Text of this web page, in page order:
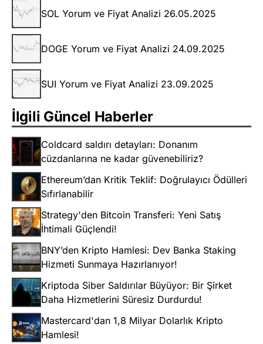
SOL Yorum ve Fiyat Analizi 26.05.2025
DOGE Yorum ve Fiyat Analizi 24.09.2025
SUI Yorum ve Fiyat Analizi 23.09.2025
İlgili Güncel Haberler
Coldcard saldırı detayları: Donanım
cüzdanlarına ne kadar güvenebiliriz?
Ethereum’dan Kritik Teklif: Doğrulayıcı Ödülleri
Sıfırlanabilir
Strategy'den Bitcoin Transferi: Yeni Satış
İhtimali Güçlendi!
BNY’den Kripto Hamlesi: Dev Banka Staking
Hizmeti Sunmaya Hazırlanıyor!
Kriptoda Siber Saldırılar Büyüyor: Bir Şirket
Daha Hizmetlerini Süresiz Durdurdu!
Mastercard'dan 1,8 Milyar Dolarlık Kripto
Hamlesi!